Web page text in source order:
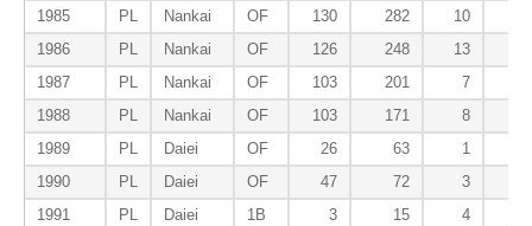
1985
PL Nankai OF 130 282 10
1986
PL Nankai OF 126 248 13
1987
PL Nankai OF 103 201 7
1988
PL Nankai OF 103 171 8
1989
PL Daiei OF 26 63 1
1990
PL Daiei OF 47 72 3
1991
PL Daiei 1B 3 15 4